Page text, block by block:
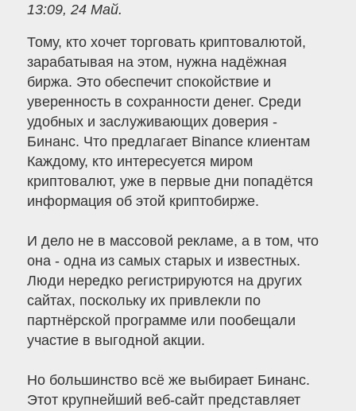
13:09, 24 Май.
Тому, кто хочет торговать криптовалютой,
зарабатывая на этом, нужна надёжная
биржа. Это обеспечит спокойствие и
уверенность в сохранности денег. Среди
удобных и заслуживающих доверия -
Бинанс. Что предлагает Binance клиентам
Каждому, кто интересуется миром
криптовалют, уже в первые дни попадётся
информация об этой криптобирже.
И дело не в массовой рекламе, а в том, что
она - одна из самых старых и известных.
Люди нередко регистрируются на других
сайтах, поскольку их привлекли по
партнёрской программе или пообещали
участие в выгодной акции.
Но большинство всё же выбирает Бинанс.
Этот крупнейший веб-сайт представляет